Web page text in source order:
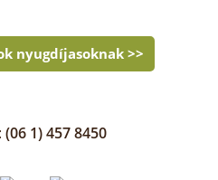
nyugdíjasoknak >>
(06 1) 457 8450